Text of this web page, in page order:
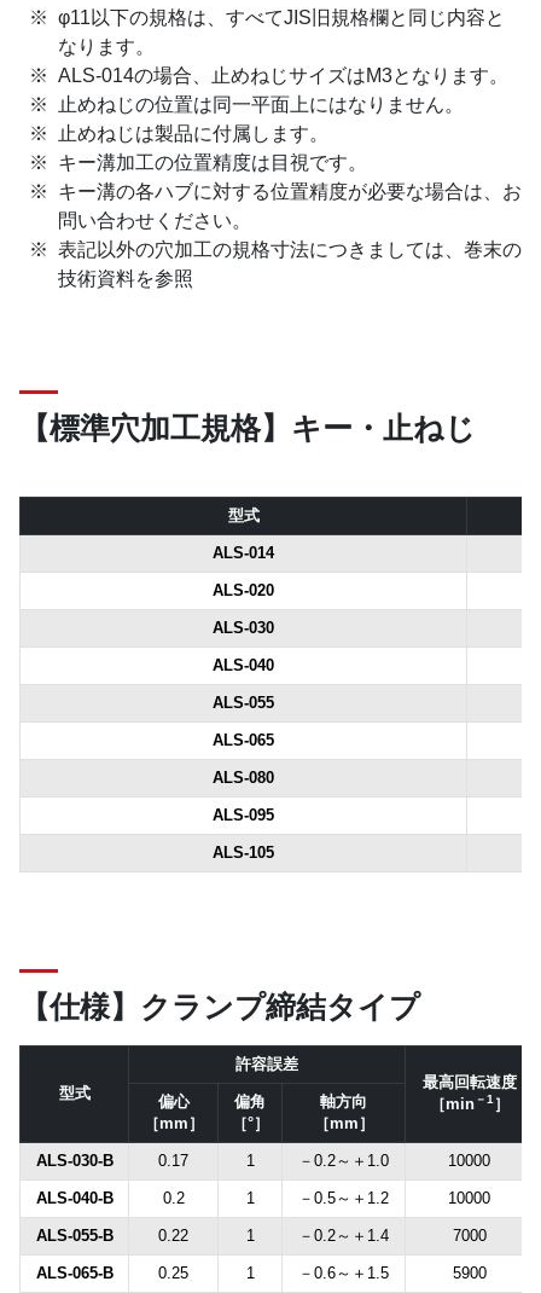
φ11以下の規格は、すべてJIS旧規格欄と同じ内容と
なります。
ALS-014の場合、止めねじサイズはM3となります。
止めねじの位置は同一平面上にはなりません。
止めねじは製品に付属します。
キー溝加工の位置精度は目視です。
キー溝の各ハブに対する位置精度が必要な場合は、お
問い合わせください。
表記以外の穴加工の規格寸法につきましては、巻末の
技術資料を参照
【標準穴加工規格】キー・止ねじ
型式
ALS-014
ALS-020
ALS-030
ALS-040
ALS-055
ALS-065
ALS-080
ALS-095
ALS-105
【仕様】クランプ締結タイプ
型式
許容誤差
最高回転速度
［min －1］
偏心
［mm］
偏角
［°］
軸方向
［mm］
ALS-030-B 0.17 1 －0.2～＋1.0 10000
ALS-040-B 0.2 1 －0.5～＋1.2 10000
ALS-055-B 0.22 1 －0.2～＋1.4 7000
ALS-065-B 0.25 1 －0.6～＋1.5 5900